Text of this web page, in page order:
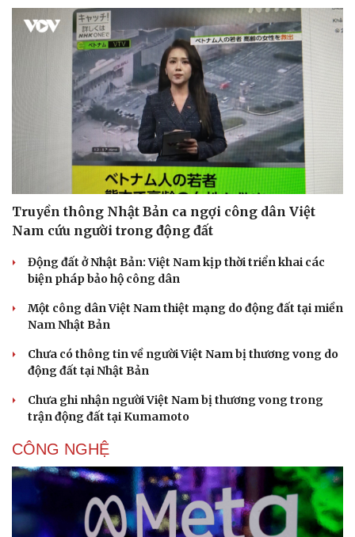
Truyền thông Nhật Bản ca ngợi công dân Việt
Nam cứu người trong động đất
Động đất ở Nhật Bản: Việt Nam kịp thời triển khai các
biện pháp bảo hộ công dân
Một công dân Việt Nam thiệt mạng do động đất tại miền
Nam Nhật Bản
Chưa có thông tin về người Việt Nam bị thương vong do
động đất tại Nhật Bản
Chưa ghi nhận người Việt Nam bị thương vong trong
trận động đất tại Kumamoto
CÔNG NGHỆ